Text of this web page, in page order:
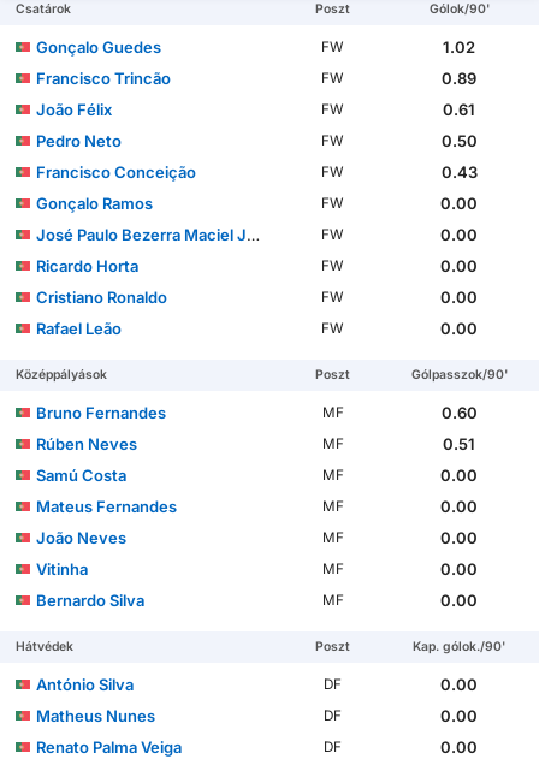
Csatárok Poszt Gólok/90'
Gonçalo Guedes FW
1.02
Francisco Trincão
FW
0.89
João Félix
FW
0.61
Pedro Neto
FW
0.50
Francisco Conceição
FW
0.43
Gonçalo Ramos
FW
0.00
José Paulo Bezerra Maciel Júnior
FW
0.00
Ricardo Horta
FW
0.00
Cristiano Ronaldo
FW
0.00
Rafael Leão
FW 0.00
Középpályások Poszt Gólpasszok/90'
Bruno Fernandes MF
0.60
Rúben Neves
MF
0.51
Samú Costa
MF
0.00
Mateus Fernandes
MF
0.00
João Neves
MF
0.00
Vitinha
MF
0.00
Bernardo Silva
MF 0.00
Hátvédek Poszt Kap. gólok./90'
António Silva DF
0.00
Matheus Nunes
DF
0.00
Renato Palma Veiga
DF
0.00